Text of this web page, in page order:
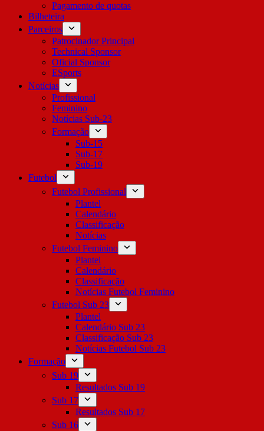
Pagamento de quotas
Bilheteira
Parceiros
Patrocinador Principal
Technical Sponsor
Oficial Sponsor
ESports
Notícias
Profissional
Feminino
Notícias Sub-23
Formação
Sub-15
Sub-17
Sub-19
Futebol
Futebol Profissional
Plantel
Calendário
Classificação
Notícias
Futebol Feminino
Plantel
Calendário
Classificação
Notícias Futebol Feminino
Futebol Sub 23
Plantel
Calendário Sub 23
Classificação Sub 23
Notícias Futebol Sub 23
Formação
Sub 19
Resultados Sub 19
Sub 17
Resultados Sub 17
Sub 16